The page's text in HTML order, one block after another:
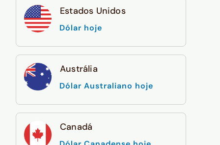
Estados Unidos
Dólar hoje
Austrália
Dólar Australiano hoje
Canadá